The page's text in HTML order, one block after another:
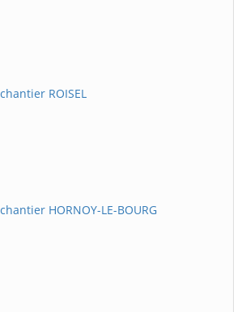
ROISEL
HORNOY-LE-BOURG